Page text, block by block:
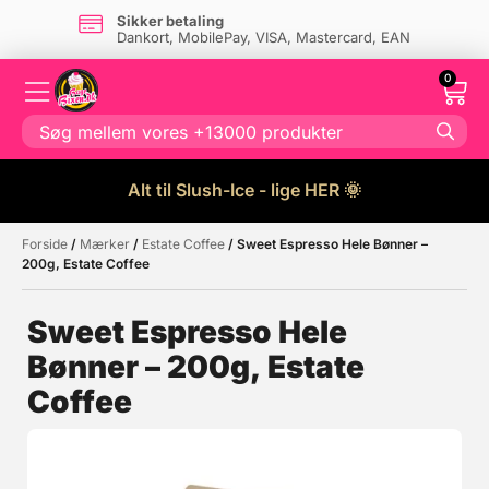
Sikker betaling
Dankort, MobilePay, VISA, Mastercard, EAN
0
Alt til Slush-Ice - lige HER 🌞
Måske kunne nogle af disse
produkter have din interesse?
Forside / Mærker / Estate Coffee / Sweet Espresso Hele Bønner –
200g, Estate Coffee
Sweet Espresso Hele
Bønner – 200g, Estate
Coffee